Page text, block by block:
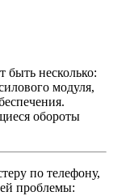
несколько:
модуля,
обороты
по телефону,
проблемы: